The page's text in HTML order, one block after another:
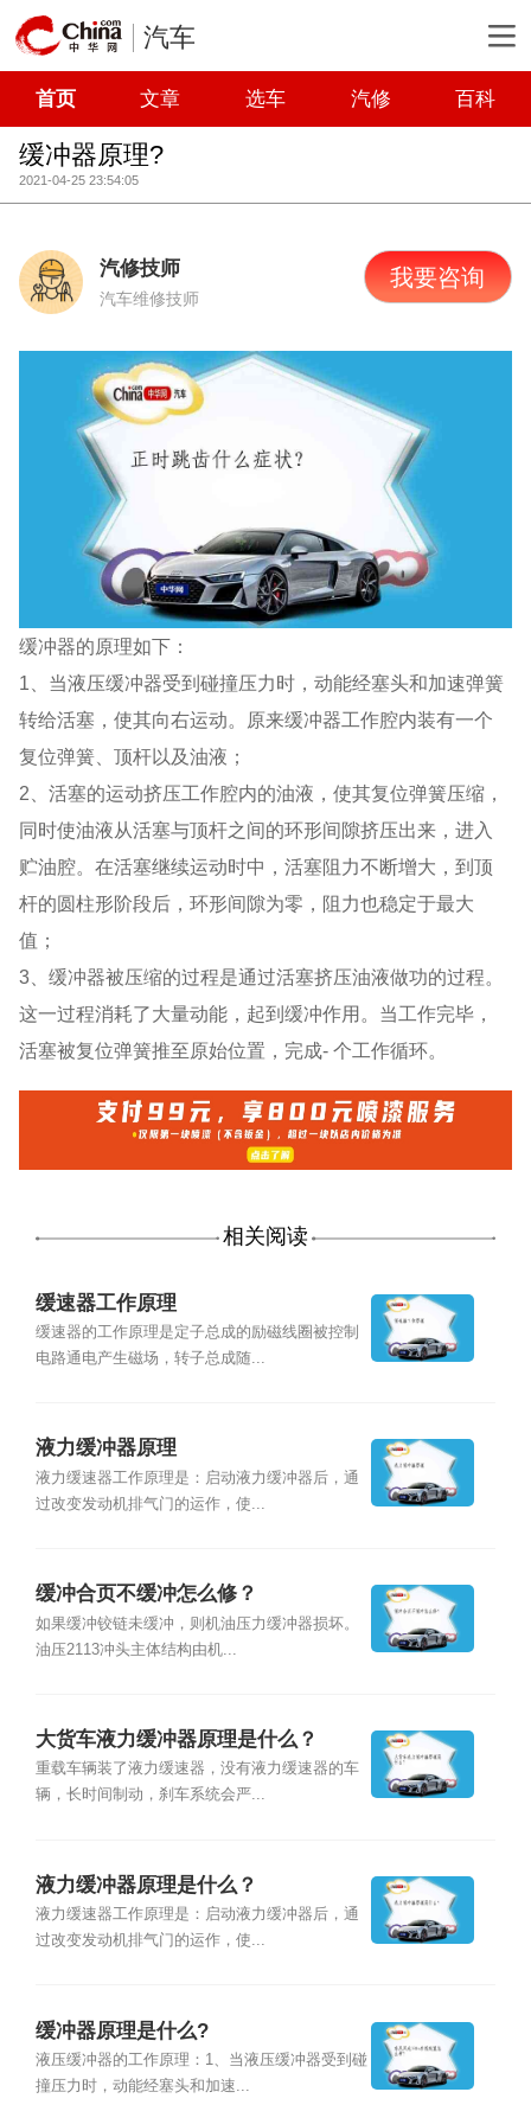
汽车
首页 文章 选车 汽修 百科
缓冲器原理?
2021-04-25 23:54:05
汽修技师
汽车维修技师
我要咨询
缓冲器的原理如下：
1、当液压缓冲器受到碰撞压力时，动能经塞头和加速弹簧
转给活塞，使其向右运动。原来缓冲器工作腔内装有一个
复位弹簧、顶杆以及油液；
2、活塞的运动挤压工作腔内的油液，使其复位弹簧压缩，
同时使油液从活塞与顶杆之间的环形间隙挤压出来，进入
贮油腔。在活塞继续运动时中，活塞阻力不断增大，到顶
杆的圆柱形阶段后，环形间隙为零，阻力也稳定于最大
值；
3、缓冲器被压缩的过程是通过活塞挤压油液做功的过程。
这一过程消耗了大量动能，起到缓冲作用。当工作完毕，
活塞被复位弹簧推至原始位置，完成- 个工作循环。
相关阅读
缓速器工作原理
缓速器的工作原理是定子总成的励磁线圈被控制
电路通电产生磁场，转子总成随...
液力缓冲器原理
液力缓速器工作原理是：启动液力缓冲器后，通
过改变发动机排气门的运作，使...
缓冲合页不缓冲怎么修？
如果缓冲铰链未缓冲，则机油压力缓冲器损坏。
油压2113冲头主体结构由机...
大货车液力缓冲器原理是什么？
重载车辆装了液力缓速器，没有液力缓速器的车
辆，长时间制动，刹车系统会严...
液力缓冲器原理是什么？
液力缓速器工作原理是：启动液力缓冲器后，通
过改变发动机排气门的运作，使...
缓冲器原理是什么?
液压缓冲器的工作原理：1、当液压缓冲器受到碰
撞压力时，动能经塞头和加速...